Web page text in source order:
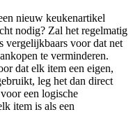
nieuw keukenartikel
nodig? Zal het regelmatig
vergelijkbaars voor dat net
te verminderen.
dat elk item een eigen,
leg het dan direct
een logische
item is als een